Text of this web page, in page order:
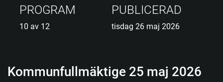
PROGRAM
10 av 12
PUBLICERAD
tisdag 26 maj 2026
Kommunfullmäktige 25 maj 2026